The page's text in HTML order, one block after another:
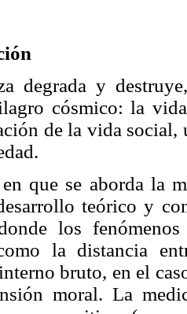
degrada y
cósmico: la
de la vida
que se aborda la
teórico y
los
la distancia
bruto, en el
moral. La